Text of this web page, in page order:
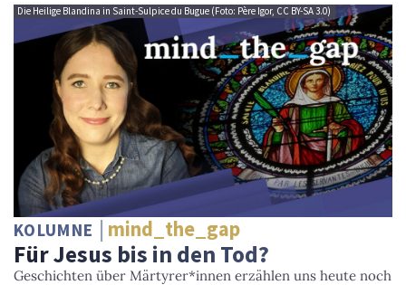
Die Heilige Blandina in Saint-Sulpice du Bugue (Foto: Père Igor, CC BY-SA 3.0)
KOLUMNE mind_the_gap
Für Jesus bis in den Tod?
Geschichten über Märtyrer*innen erzählen uns heute noch